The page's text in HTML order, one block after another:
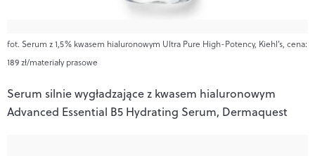
fot. Serum z 1,5% kwasem hialuronowym Ultra Pure High-Potency, Kiehl’s, cena:
189 zł/materiały prasowe
Serum silnie wygładzające z kwasem hialuronowym
Advanced Essential B5 Hydrating Serum, Dermaquest